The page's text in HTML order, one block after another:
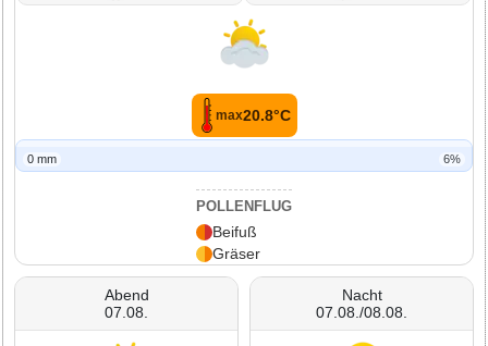
max20.8°C
0 mm 6%
POLLENFLUG
Beifuß
Gräser
Abend
07.08.
Nacht
07.08./08.08.